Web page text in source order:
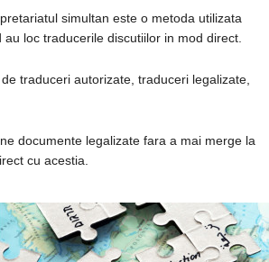
simultan este o metoda utilizata
loc traducerile discutiilor in mod direct.
traduceri autorizate, traduceri legalizate,
documente legalizate fara a mai merge la
cu acestia.